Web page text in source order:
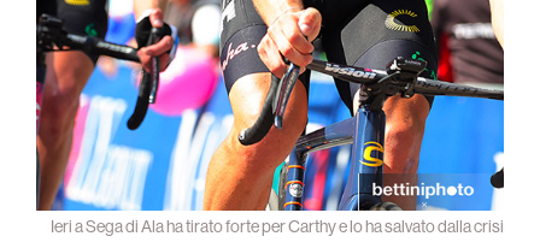
Ieri a Sega di Ala ha tirato forte per Carthy e lo ha salvato dalla crisi